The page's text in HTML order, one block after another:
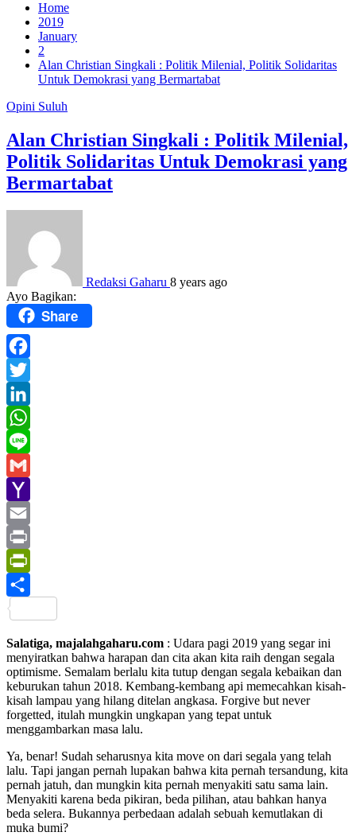
Home
2019
January
2
Alan Christian Singkali : Politik Milenial, Politik Solidaritas
Untuk Demokrasi yang Bermartabat
Opini Suluh
Alan Christian Singkali : Politik Milenial,
Politik Solidaritas Untuk Demokrasi yang
Bermartabat
Redaksi Gaharu 8 years ago
Ayo Bagikan:
Share
Facebook
Twitter
LinkedIn
WhatsApp
Line
Gmail
Yahoo
Mail
Email
Print
PrintFriendly
Salatiga, majalahgaharu.com : Udara pagi 2019 yang segar ini
menyiratkan bahwa harapan dan cita akan kita raih dengan segala
optimisme. Semalam berlalu kita tutup dengan segala kebaikan dan
keburukan tahun 2018. Kembang-kembang api memecahkan kisah-
kisah lampau yang hilang ditelan angkasa. Forgive but never
forgetted, itulah mungkin ungkapan yang tepat untuk
menggambarkan masa lalu.
Ya, benar! Sudah seharusnya kita move on dari segala yang telah
lalu. Tapi jangan pernah lupakan bahwa kita pernah tersandung, kita
pernah jatuh, dan mungkin kita pernah menyakiti satu sama lain.
Menyakiti karena beda pikiran, beda pilihan, atau bahkan hanya
beda selera. Bukannya perbedaan adalah sebuah kemutlakan di
muka bumi?